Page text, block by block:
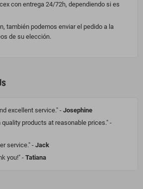
con entrega 24/72h, dependiendo si es
también podemos enviar el pedido a la
de su elección.
excellent service." - Josephine
quality products at reasonable prices." -
service." - Jack
you!" - Tatiana